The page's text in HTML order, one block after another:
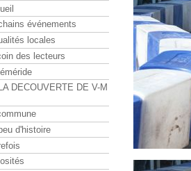
événements
locales
des lecteurs
DECOUVERTE DE V-M
d'histoire